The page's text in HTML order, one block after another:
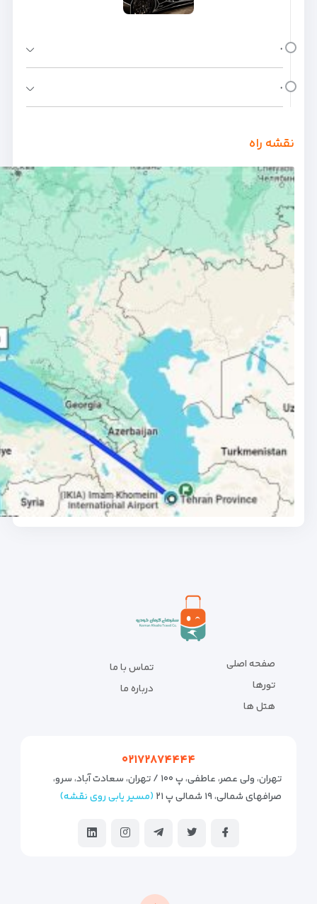
.
.
نقشه راه
صفحه اصلی
تورها
هتل ها
تماس با ما
درباره ما
۰۲۱۷۲۸۷۴۴۴۴
تهران، ولی عصر، عاطفی، پ ۱۰۰ / تهران، سعادت آباد، سرو،
صرافهای شمالی، ۱۹ شمالی پ ۲۱
(مسیر یابی روی نقشه)